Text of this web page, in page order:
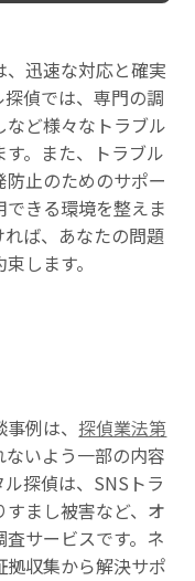
迅速な対応と確実
偵では、専門の調
ど様々なトラブル
。また、トラブル
止のためのサポー
できる環境を整えま
ば、あなたの問題
します。
事例は、探偵業法第
いよう一部の内容
探偵は、SNSトラ
まし被害など、オ
サービスです。ネ
拠収集から解決サポ